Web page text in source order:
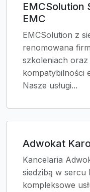
EMCSolution
EMC
EMCSolution z
renomowana
szkoleniach
kompatybilności
Nasze usługi...
Adwokat
Kancelaria
siedzibą w sercu
kompleksowe